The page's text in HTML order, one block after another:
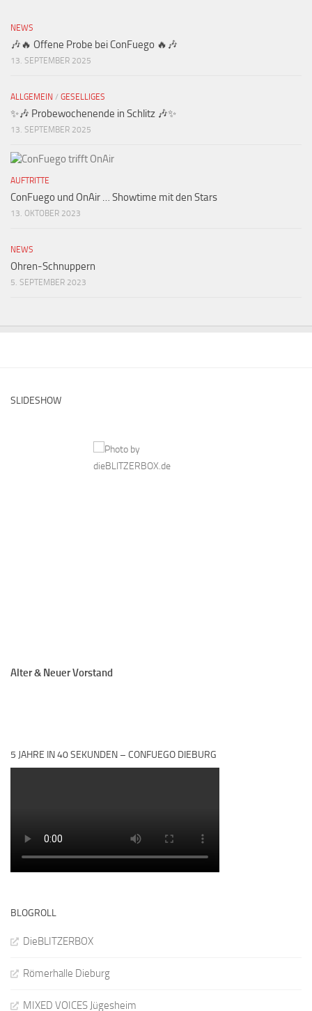
NEWS
🎶🔥 Offene Probe bei ConFuego 🔥🎶
13. SEPTEMBER 2025
ALLGEMEIN / GESELLIGES
✨🎶 Probewochenende in Schlitz 🎶✨
13. SEPTEMBER 2025
AUFTRITTE
ConFuego und OnAir … Showtime mit den Stars
13. OKTOBER 2023
NEWS
Ohren-Schnuppern
5. SEPTEMBER 2023
SLIDESHOW
Alter & Neuer Vorstand
5 JAHRE IN 40 SEKUNDEN – CONFUEGO DIEBURG
BLOGROLL
DieBLITZERBOX
Römerhalle Dieburg
MIXED VOICES Jügesheim